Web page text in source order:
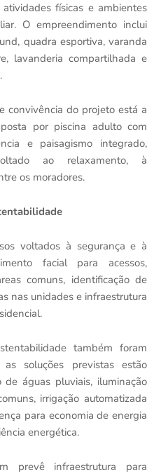
físicas e ambientes
O empreendimento inclui
quadra esportiva, varanda
lavanderia compartilhada e
convivência do projeto está a
por piscina adulto com
e paisagismo integrado,
ao relaxamento, à
os moradores.
voltados à segurança e à
facial para acessos,
comuns, identificação de
nas unidades e infraestrutura
também foram
soluções previstas estão
águas pluviais, iluminação
irrigação automatizada
para economia de energia
energética.
prevê infraestrutura para